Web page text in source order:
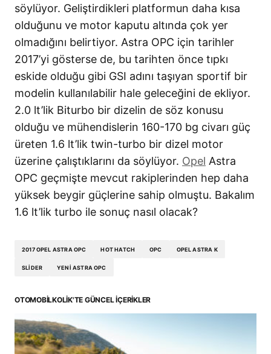
söylüyor. Geliştirdikleri platformun daha kısa
olduğunu ve motor kaputu altında çok yer
olmadığını belirtiyor. Astra OPC için tarihler
2017’yi gösterse de, bu tarihten önce tıpkı
eskide olduğu gibi GSI adını taşıyan sportif bir
modelin kullanılabilir hale geleceğini de ekliyor.
2.0 lt’lik Biturbo bir dizelin de söz konusu
olduğu ve mühendislerin 160-170 bg civarı güç
üreten 1.6 lt’lik twin-turbo bir dizel motor
üzerine çalıştıklarını da söylüyor. Opel Astra
OPC geçmişte mevcut rakiplerinden hep daha
yüksek beygir güçlerine sahip olmuştu. Bakalım
1.6 lt’lik turbo ile sonuç nasıl olacak?
2017 OPEL ASTRA OPC HOT HATCH OPC OPEL ASTRA K
SLIDER YENI ASTRA OPC
OTOMOBILKOLIK'TE GÜNCEL İÇERIKLER